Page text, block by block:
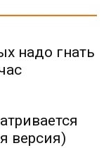
надо гнать
версия)